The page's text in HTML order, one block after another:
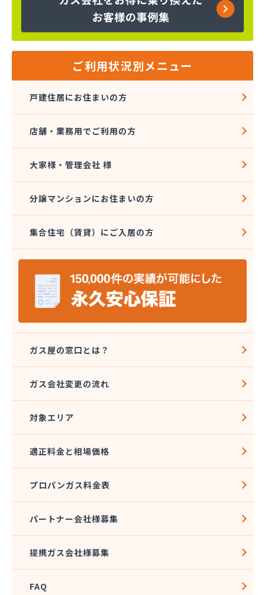
株式会社金子商店
株式会社広島クミアイ燃料
株式会社広島クミアイ燃料 あさひが丘ガス基地
株式会社広島中央クミアイ燃料 大和営業所
株式会社柴田燃料商会 ハウジング事業部
株式会社柴田燃料商会 本社
株式会社上田商店
株式会社親和商会
株式会社太陽
株式会社大野石油店・LPGスタンド
株式会社中村設備産業
株式会社農協プロパンセンター
株式会社槇原プロパン商会広島支店
岩谷産業株式会社 広島工場
岩本プロパン商店
祇園山崎ガス株式会社
吉田物産株式会社
宮上商店
共栄プロパンガス株式会社
広川エナス株式会社糸崎営業所
広島ガスプロパン株式会社 特需部オートガス営業
課・オートスタンド
広島ガス呉販売株式会社 安浦営業所
広島ガス呉販売株式会社 安芸支店
広島ガス高田販売株式会社 白木営業所
広島ガス三原販売株式会社
広島ガス西中国株式会社 五日市本店
広島ガス西中国株式会社 大竹営業所
広島ガス中央株式会社竹 原支店
ご利用状況別メニュー
戸建住居にお住まいの方
店舗・業務用でご利用の方
大家様・管理会社 様
分譲マンションにお住まいの方
集合住宅（賃貸）にご入居の方
ガス屋の窓口とは？
ガス会社変更の流れ
対象エリア
適正料金と相場価格
プロパンガス料金表
パートナー会社様募集
提携ガス会社様募集
FAQ